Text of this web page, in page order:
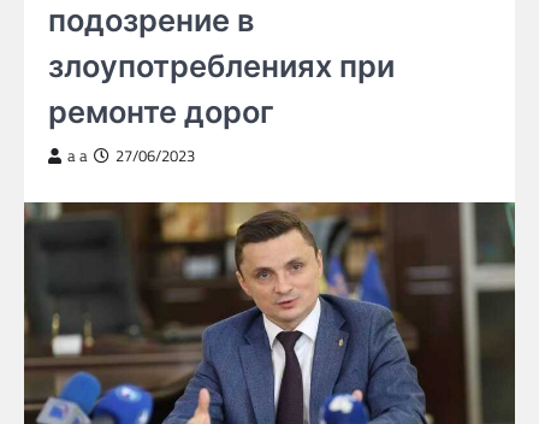
подозрение в
злоупотреблениях при
ремонте дорог
a a 27/06/2023